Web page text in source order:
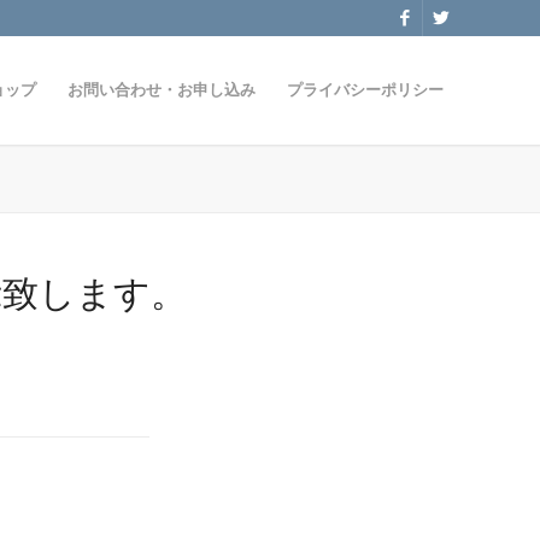
ップ お問い合わせ・お申し込み プライバシーポリシー
します。